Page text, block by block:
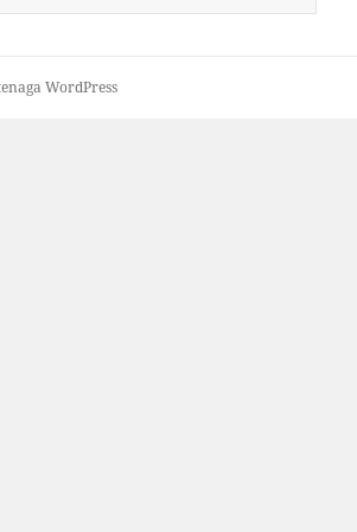
WordPress